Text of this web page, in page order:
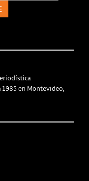
en Montevideo,